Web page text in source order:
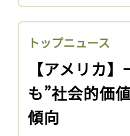
トップニュース
【アメリカ
も”社会的価
傾向